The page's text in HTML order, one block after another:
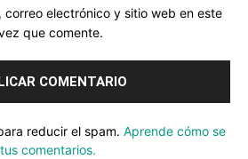
correo electrónico y sitio web en este
que comente.
reducir el spam. Aprende cómo se
comentarios.